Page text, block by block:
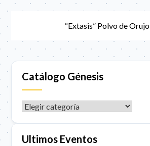
entradas
“Extasis” Polvo de Orujo
Catálogo Génesis
CATÁLOGO GÉNESIS
Ultimos Eventos